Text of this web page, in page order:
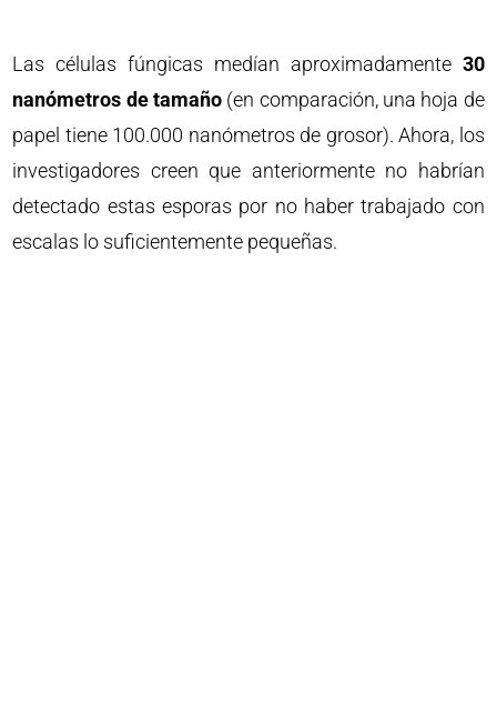
Las células fúngicas medían aproximadamente 30
nanómetros de tamaño(en comparación, una hoja de
papel tiene 100.000 nanómetros de grosor). Ahora, los
investigadores creen que anteriormente no habrían
detectado estas esporas por no haber trabajado con
escalas lo suficientemente pequeñas.